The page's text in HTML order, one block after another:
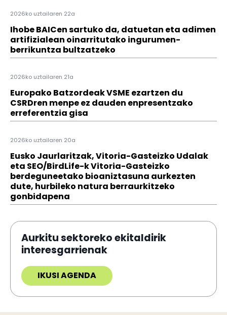
2026ko uztailaren 22a
Ihobe BAICen sartuko da, datuetan eta adimen
artifizialean oinarritutako ingurumen-
berrikuntza bultzatzeko
2026ko uztailaren 21a
Europako Batzordeak VSME ezartzen du
CSRDren menpe ez dauden enpresentzako
erreferentzia gisa
2026ko uztailaren 20a
Eusko Jaurlaritzak, Vitoria-Gasteizko Udalak
eta SEO/BirdLife-k Vitoria-Gasteizko
berdeguneetako bioaniztasuna aurkezten
dute, hurbileko natura berraurkitzeko
gonbidapena
Aurkitu sektoreko ekitaldirik
interesgarrienak
IKUSI AGENDA